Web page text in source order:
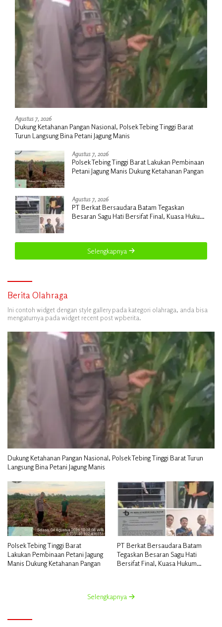
Agustus 7, 2026
Dukung Ketahanan Pangan Nasional, Polsek Tebing Tinggi Barat
Turun Langsung Bina Petani Jagung Manis
Agustus 7, 2026
Polsek Tebing Tinggi Barat Lakukan Pembinaan
Petani Jagung Manis Dukung Ketahanan Pangan
Agustus 7, 2026
PT Berkat Bersaudara Batam Tegaskan
Besaran Sagu Hati Bersifat Final, Kuasa Hukum
Selengkapnya
Berita Olahraga
Ini contoh widget dengan style gallery pada kategori olahraga, anda bisa
mengaturnya pada widget recent post wpberita.
Dukung Ketahanan Pangan Nasional, Polsek Tebing Tinggi Barat Turun
Langsung Bina Petani Jagung Manis
Polsek Tebing Tinggi Barat
Lakukan Pembinaan Petani Jagung
Manis Dukung Ketahanan Pangan
PT Berkat Bersaudara Batam
Tegaskan Besaran Sagu Hati
Bersifat Final, Kuasa Hukum
Selengkapnya